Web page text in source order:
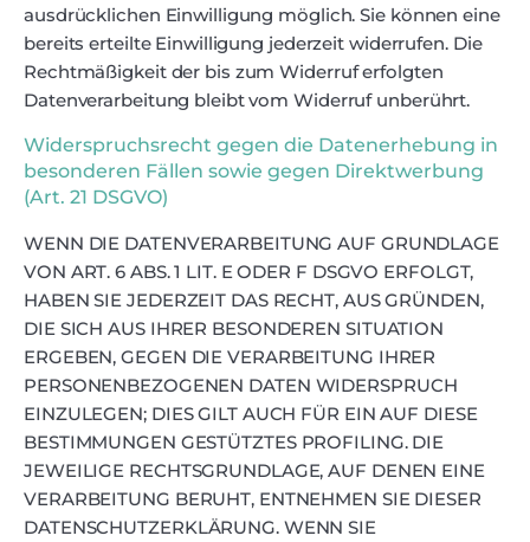
ausdrücklichen Einwilligung möglich. Sie können eine
bereits erteilte Einwilligung jederzeit widerrufen. Die
Rechtmäßigkeit der bis zum Widerruf erfolgten
Datenverarbeitung bleibt vom Widerruf unberührt.
Widerspruchsrecht gegen die Datenerhebung in
besonderen Fällen sowie gegen Direktwerbung
(Art. 21 DSGVO)
WENN DIE DATENVERARBEITUNG AUF GRUNDLAGE
VON ART. 6 ABS. 1 LIT. E ODER F DSGVO ERFOLGT,
HABEN SIE JEDERZEIT DAS RECHT, AUS GRÜNDEN,
DIE SICH AUS IHRER BESONDEREN SITUATION
ERGEBEN, GEGEN DIE VERARBEITUNG IHRER
PERSONENBEZOGENEN DATEN WIDERSPRUCH
EINZULEGEN; DIES GILT AUCH FÜR EIN AUF DIESE
BESTIMMUNGEN GESTÜTZTES PROFILING. DIE
JEWEILIGE RECHTSGRUNDLAGE, AUF DENEN EINE
VERARBEITUNG BERUHT, ENTNEHMEN SIE DIESER
DATENSCHUTZERKLÄRUNG. WENN SIE